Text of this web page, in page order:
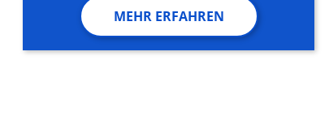
MEHR ERFAHREN